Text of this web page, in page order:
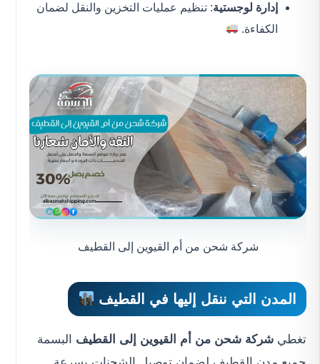
إدارة لوجستية: تنظيم عمليات التخزين والنقل لضمان
الكفاءة.
شركة شحن من أم القيوين إلى القطيف
المدن التي ننقل إليها في القطيف
تغطي شركة شحن من أم القيوين إلى القطيف البسمة